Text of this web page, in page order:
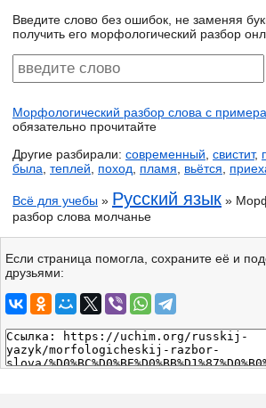
Введите слово без ошибок, не заменяя
получить его морфологический разбор
Морфологический разбор слова с
обязательно прочитайте
Другие разбирали: современный свистит,
была теплей поход пламя вьётся
Всё для учебы » Русский язык »
разбор слова молчанье
Если страница помогла, сохраните её и
друзьями: